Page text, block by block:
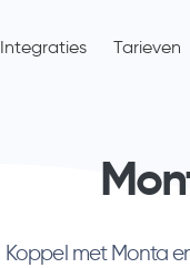
Integraties Tarieven
Koppel met Monta